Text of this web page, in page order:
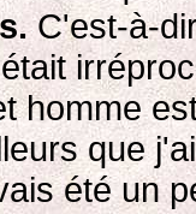
C'est-à-
homme
que
été un